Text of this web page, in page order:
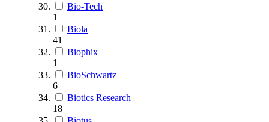
Bio-Tech
1
Biola
41
Biophix
1
BioSchwartz
6
Biotics Research
18